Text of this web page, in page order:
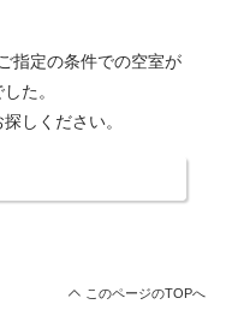
指定の条件での空室が
た。
しください。
このページのTOPへ